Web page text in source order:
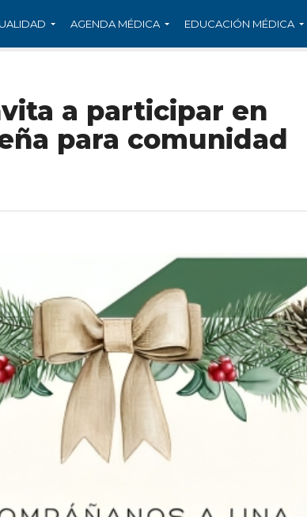
AGENDA MÉDICA EDUCACIÓN MÉDICA
a participar en
para comunidad